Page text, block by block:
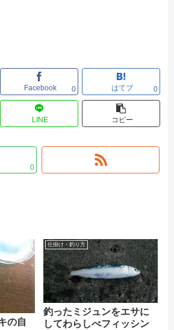
Facebook 0 はてブ 0
LINE コピー
0
の自
仕掛け・釣り方
釣ったミジュンをエサに
してわらしべフィッシン